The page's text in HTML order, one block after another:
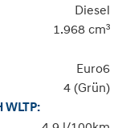
Diesel
1.968 cm³
Euro6
4 (Grün)
WLTP: